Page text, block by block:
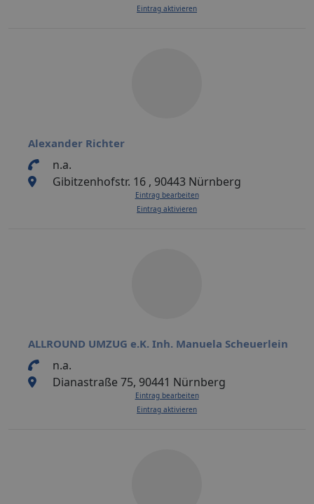
Eintrag aktivieren
Alexander Richter
n.a.
Gibitzenhofstr. 16 , 90443 Nürnberg
Eintrag bearbeiten
Eintrag aktivieren
ALLROUND UMZUG e.K. Inh. Manuela Scheuerlein
n.a.
Dianastraße 75, 90441 Nürnberg
Eintrag bearbeiten
Eintrag aktivieren